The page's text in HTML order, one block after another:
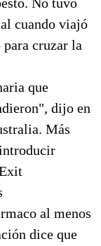
cuando viajó
cruzar la
que
dijo en
Más
al menos
dice que